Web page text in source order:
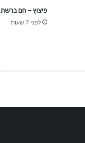
פיצוץ – חם ברשת
לפני 7 שעות